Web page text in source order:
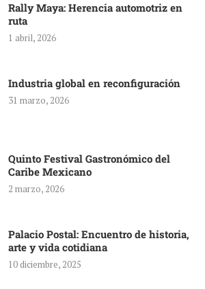
Rally Maya: Herencia automotriz en
ruta
1 abril, 2026
Industria global en reconfiguración
31 marzo, 2026
Quinto Festival Gastronómico del
Caribe Mexicano
2 marzo, 2026
Palacio Postal: Encuentro de historia,
arte y vida cotidiana
10 diciembre, 2025